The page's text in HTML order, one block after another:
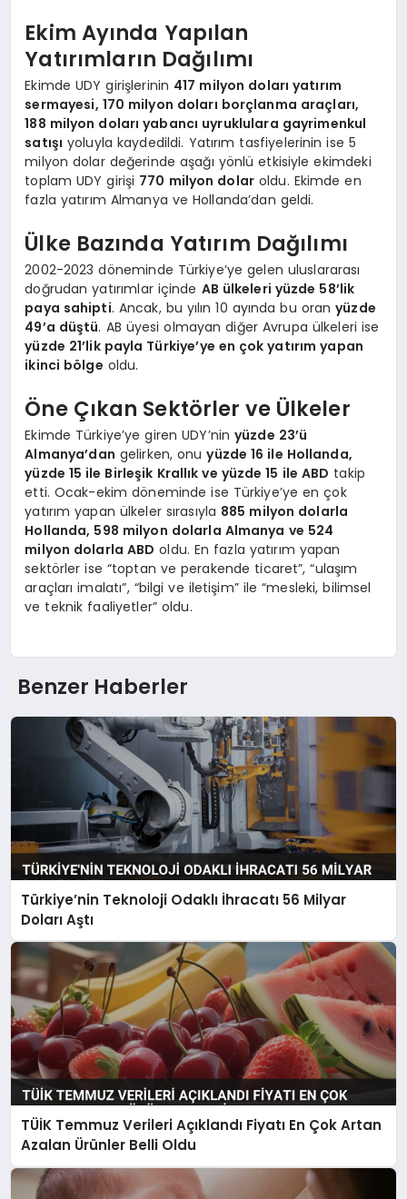
Ekim Ayında Yapılan
Yatırımların Dağılımı
Ekimde UDY girişlerinin 417 milyon doları yatırım
sermayesi, 170 milyon doları borçlanma araçları,
188 milyon doları yabancı uyruklulara gayrimenkul
satışı yoluyla kaydedildi. Yatırım tasfiyelerinin ise 5
milyon dolar değerinde aşağı yönlü etkisiyle ekimdeki
toplam UDY girişi 770 milyon dolar oldu. Ekimde en
fazla yatırım Almanya ve Hollanda’dan geldi.
Ülke Bazında Yatırım Dağılımı
2002-2023 döneminde Türkiye’ye gelen uluslararası
doğrudan yatırımlar içinde AB ülkeleri yüzde 58’lik
paya sahipti. Ancak, bu yılın 10 ayında bu oranyüzde
49’a düştü. AB üyesi olmayan diğer Avrupa ülkeleri ise
yüzde 21’lik payla Türkiye’ye en çok yatırım yapan
ikinci bölge oldu.
Öne Çıkan Sektörler ve Ülkeler
Ekimde Türkiye’ye giren UDY’ninyüzde 23’ü
Almanya’dan gelirken, onuyüzde 16 ile Hollanda,
yüzde 15 ile Birleşik Krallık ve yüzde 15 ile ABD takip
etti. Ocak-ekim döneminde ise Türkiye’ye en çok
yatırım yapan ülkeler sırasıyla 885 milyon dolarla
Hollanda, 598 milyon dolarla Almanya ve 524
milyon dolarla ABD oldu. En fazla yatırım yapan
sektörler ise “toptan ve perakende ticaret”, “ulaşım
araçları imalatı”, “bilgi ve iletişim” ile “mesleki, bilimsel
ve teknik faaliyetler” oldu.
Benzer Haberler
Türkiye’nin Teknoloji Odaklı İhracatı 56 Milyar
Doları Aştı
TÜİK Temmuz Verileri Açıklandı Fiyatı En Çok Artan
Azalan Ürünler Belli Oldu